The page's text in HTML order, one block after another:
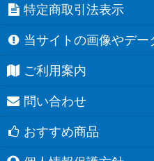
特定商取引法表示
当サイトの画像やデー
ご利用案内
問い合わせ
おすすめ商品